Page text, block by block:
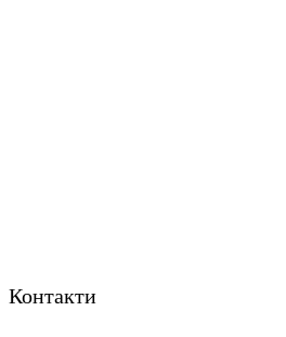
Контакти